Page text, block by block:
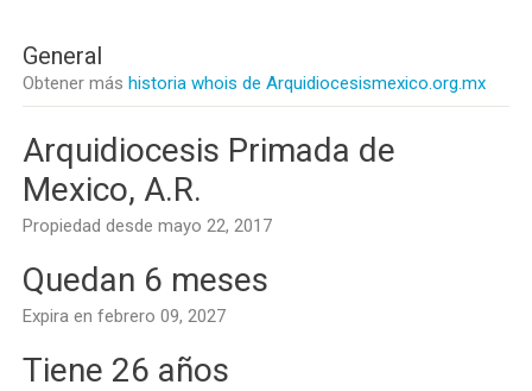
General
Obtener más historia whois de Arquidiocesismexico.org.mx
Arquidiocesis Primada de
Mexico, A.R.
Propiedad desde mayo 22, 2017
Quedan 6 meses
Expira en febrero 09, 2027
Tiene 26 años